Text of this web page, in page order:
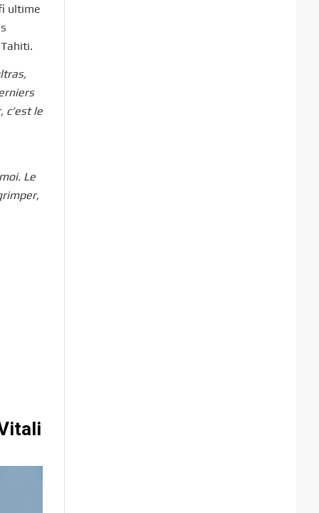
ultime
c’est le
Le